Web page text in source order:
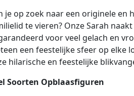
je op zoek naar een originele
te vieren? Onze Sarah
voor veel gelach en
een feestelijke sfeer op elke
hilarische en feestelijke
Soorten Opblaasfiguren